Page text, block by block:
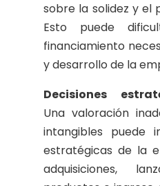
sobre la solidez y el
Esto puede
financiamiento
y desarrollo de la
Decisiones
Una valoración
intangibles puede
estratégicas de la
adquisiciones,